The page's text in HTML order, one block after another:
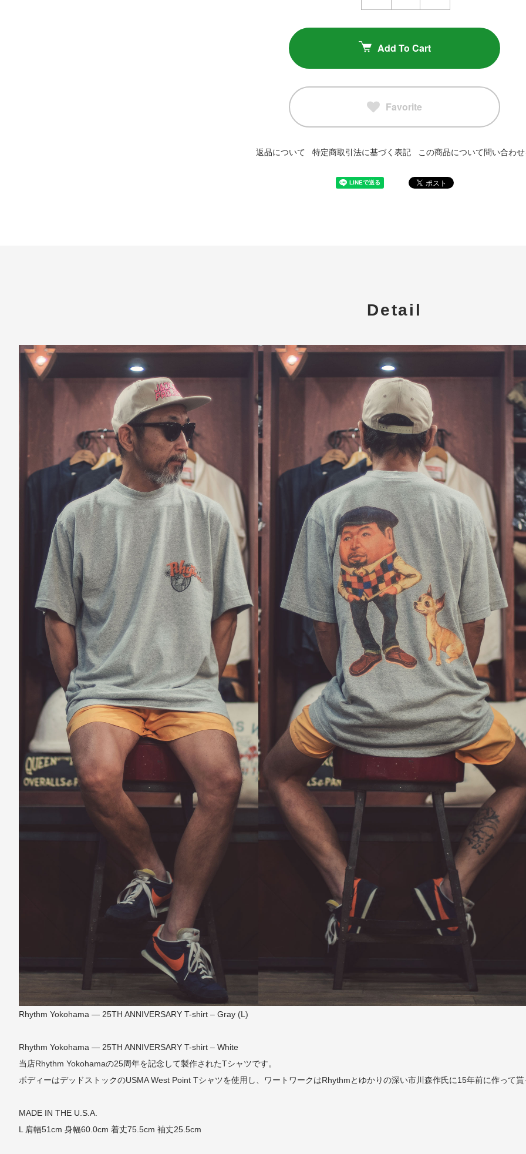
Add To Cart
Favorite
返品について 特定商取引法に基づく表記 この商品について問い合わ
Detail
Rhythm Yokohama — 25TH ANNIVERSARY T-shirt – Gray (L)
Rhythm Yokohama — 25TH ANNIVERSARY T-shirt – White
当店Rhythm Yokohamaの25周年を記念して製作されたTシャツです。
ボディーはデッドストックのUSMA West Point Tシャツを使用し、ワートワークはRhythmとゆかりの深い市川森作氏に15年前に作って
MADE IN THE U.S.A.
L 肩幅51cm 身幅60.0cm 着丈75.5cm 袖丈25.5cm